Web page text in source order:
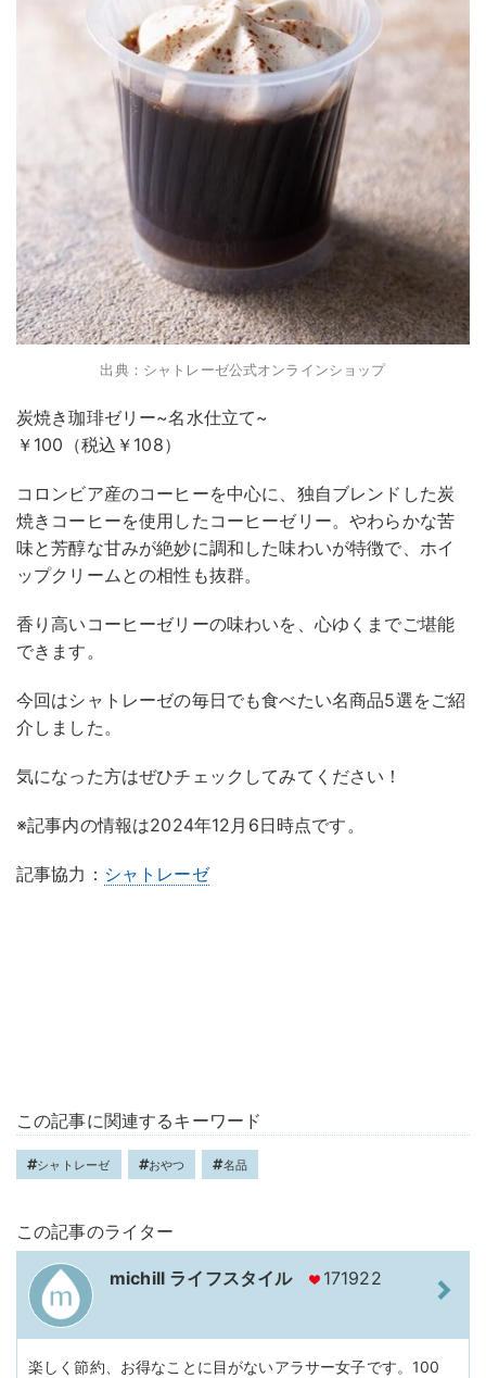
出典：シャトレーゼ公式オンラインショップ
炭焼き珈琲ゼリー~名水仕立て~
￥100（税込￥108）
コロンビア産のコーヒーを中心に、独自ブレンドした炭
焼きコーヒーを使用したコーヒーゼリー。やわらかな苦
味と芳醇な甘みが絶妙に調和した味わいが特徴で、ホイ
ップクリームとの相性も抜群。
香り高いコーヒーゼリーの味わいを、心ゆくまでご堪能
できます。
今回はシャトレーゼの毎日でも食べたい名商品5選をご紹
介しました。
気になった方はぜひチェックしてみてください！
※記事内の情報は2024年12月6日時点です。
記事協力： シャトレーゼ
この記事に関連するキーワード
シャトレーゼ おやつ 名品
この記事のライター
michill ライフスタイル 171922
楽しく節約、お得なことに目がないアラサー女子です。100